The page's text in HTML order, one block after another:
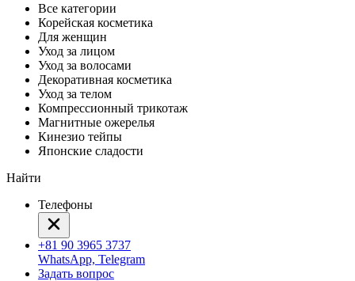
Все категории
Корейская косметика
Для женщин
Уход за лицом
Уход за волосами
Декоративная косметика
Уход за телом
Компрессионный трикотаж
Магнитные ожерелья
Кинезио тейпы
Японские сладости
Найти
Телефоны
+81 90 3965 3737
WhatsApp, Telegram
Задать вопрос